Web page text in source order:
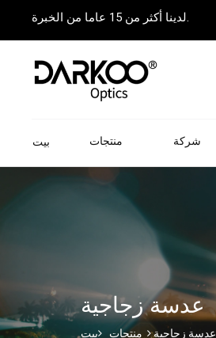
لدينا أكثر من 15 عاما من الخبرة.
بيت منتجات شركة
عدسة زجاجية
بيت منتجات عدسة زجاجية